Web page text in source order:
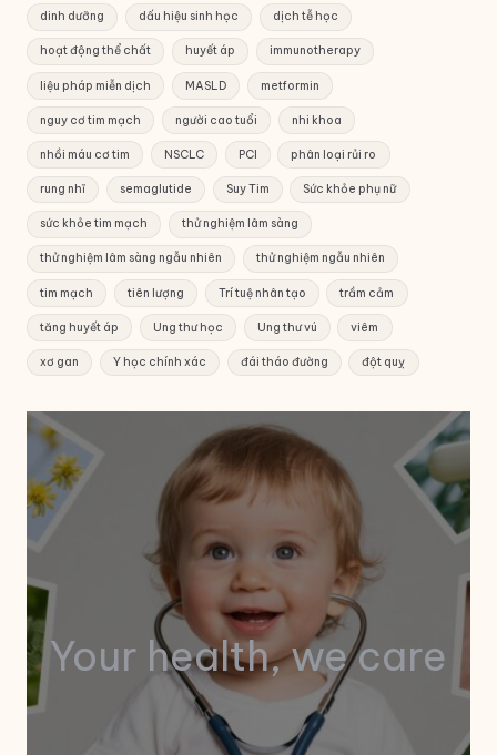
dinh dưỡng dấu hiệu sinh học dịch tễ học
hoạt động thể chất huyết áp immunotherapy
liệu pháp miễn dịch MASLD metformin
nguy cơ tim mạch người cao tuổi nhi khoa
nhồi máu cơ tim NSCLC PCI phân loại rủi ro
rung nhĩ semaglutide Suy Tim Sức khỏe phụ nữ
sức khỏe tim mạch thử nghiệm lâm sàng
thử nghiệm lâm sàng ngẫu nhiên thử nghiệm ngẫu nhiên
tim mạch tiên lượng Trí tuệ nhân tạo trầm cảm
tăng huyết áp Ung thư học Ung thư vú viêm
xơ gan Y học chính xác đái tháo đường đột quỵ
Your health, we care